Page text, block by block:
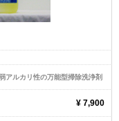
アルカリ性の万能型掃除洗浄剤
¥ 7,900